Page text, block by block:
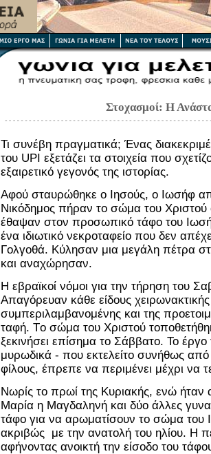
Στοχασμοί: Η
Τι συνέβη πραγματικά; Ένας
του UPI εξετάζει τα στοιχεία που
εξαιρετικό γεγονός της ιστορίας.
Αφού σταυρώθηκε ο Ιησούς, ο Ιωσήφ
Νικόδημος πήραν το σώμα του Χριστού
έθαψαν στον προσωπικό τάφο του
ένα ιδιωτικό νεκροταφείο που δεν
Γολγοθά. Κύλησαν μια μεγάλη πέτρα
και αναχώρησαν.
Η εβραϊκοί νόμοι για την τήρηση του
Απαγόρευαν κάθε είδους
συμπεριλαμβανομένης και της
ταφή. Tο σώμα του Χριστού
ξεκινήσει επίσημα το Σάββατο. Το
μυρωδικά - που εκτελείτο συνήθως από
φίλους, έπρεπε να περιμένει μέχρι να
Νωρίς το πρωί της Κυριακής, ενώ ήταν
Μαρία η Μαγδαληνή και δύο άλλες
τάφο για να αρωματίσουν το σώμα του
ακριβώς με την ανατολή του ηλίου. Η
αφήνοντας ανοικτή την είσοδο του